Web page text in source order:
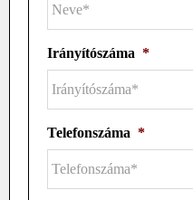
Irányítószáma *
Telefonszáma *